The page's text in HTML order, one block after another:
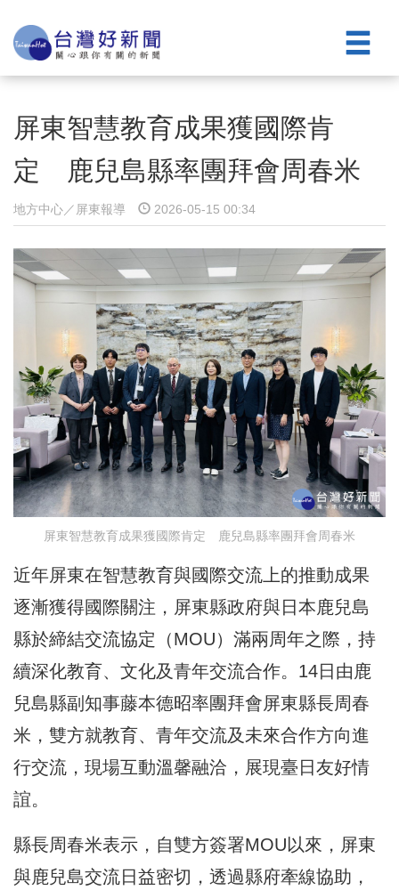
屏東智慧教育成果獲國際肯
定 鹿兒島縣率團拜會周春米
地方中心／屏東報導 2026-05-15 00:34
屏東智慧教育成果獲國際肯定 鹿兒島縣率團拜會周春米
近年屏東在智慧教育與國際交流上的推動成果
逐漸獲得國際關注，屏東縣政府與日本鹿兒島
縣於締結交流協定（MOU）滿兩周年之際，持
續深化教育、文化及青年交流合作。14日由鹿
兒島縣副知事藤本德昭率團拜會屏東縣長周春
米，雙方就教育、青年交流及未來合作方向進
行交流，現場互動溫馨融洽，展現臺日友好情
誼。
縣長周春米表示，自雙方簽署MOU以來，屏東
與鹿兒島交流日益密切，透過縣府牽線協助，